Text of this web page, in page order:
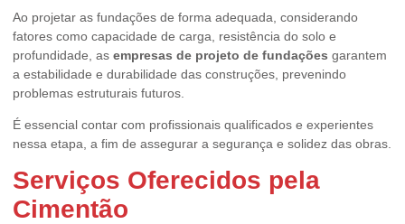
Ao projetar as fundações de forma adequada, considerando
fatores como capacidade de carga, resistência do solo e
profundidade, as empresas de projeto de fundações garantem
a estabilidade e durabilidade das construções, prevenindo
problemas estruturais futuros.
É essencial contar com profissionais qualificados e experientes
nessa etapa, a fim de assegurar a segurança e solidez das obras.
Serviços Oferecidos pela
Cimentão